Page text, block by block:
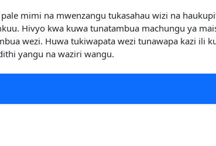
pale mimi na mwenzangu tukasahau wizi na
Hivyo kwa kuwa tunatambua machungu ya
wezi. Huwa tukiwapata wezi tunawapa kazi ili
yangu na waziri wangu.